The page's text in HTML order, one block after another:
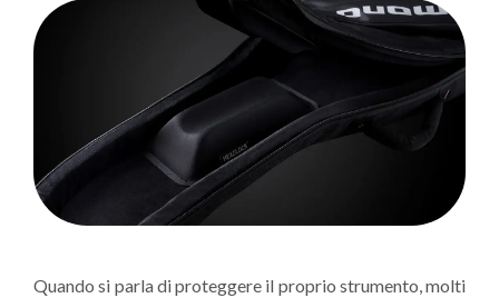
Quando si parla di proteggere il proprio strumento, molti